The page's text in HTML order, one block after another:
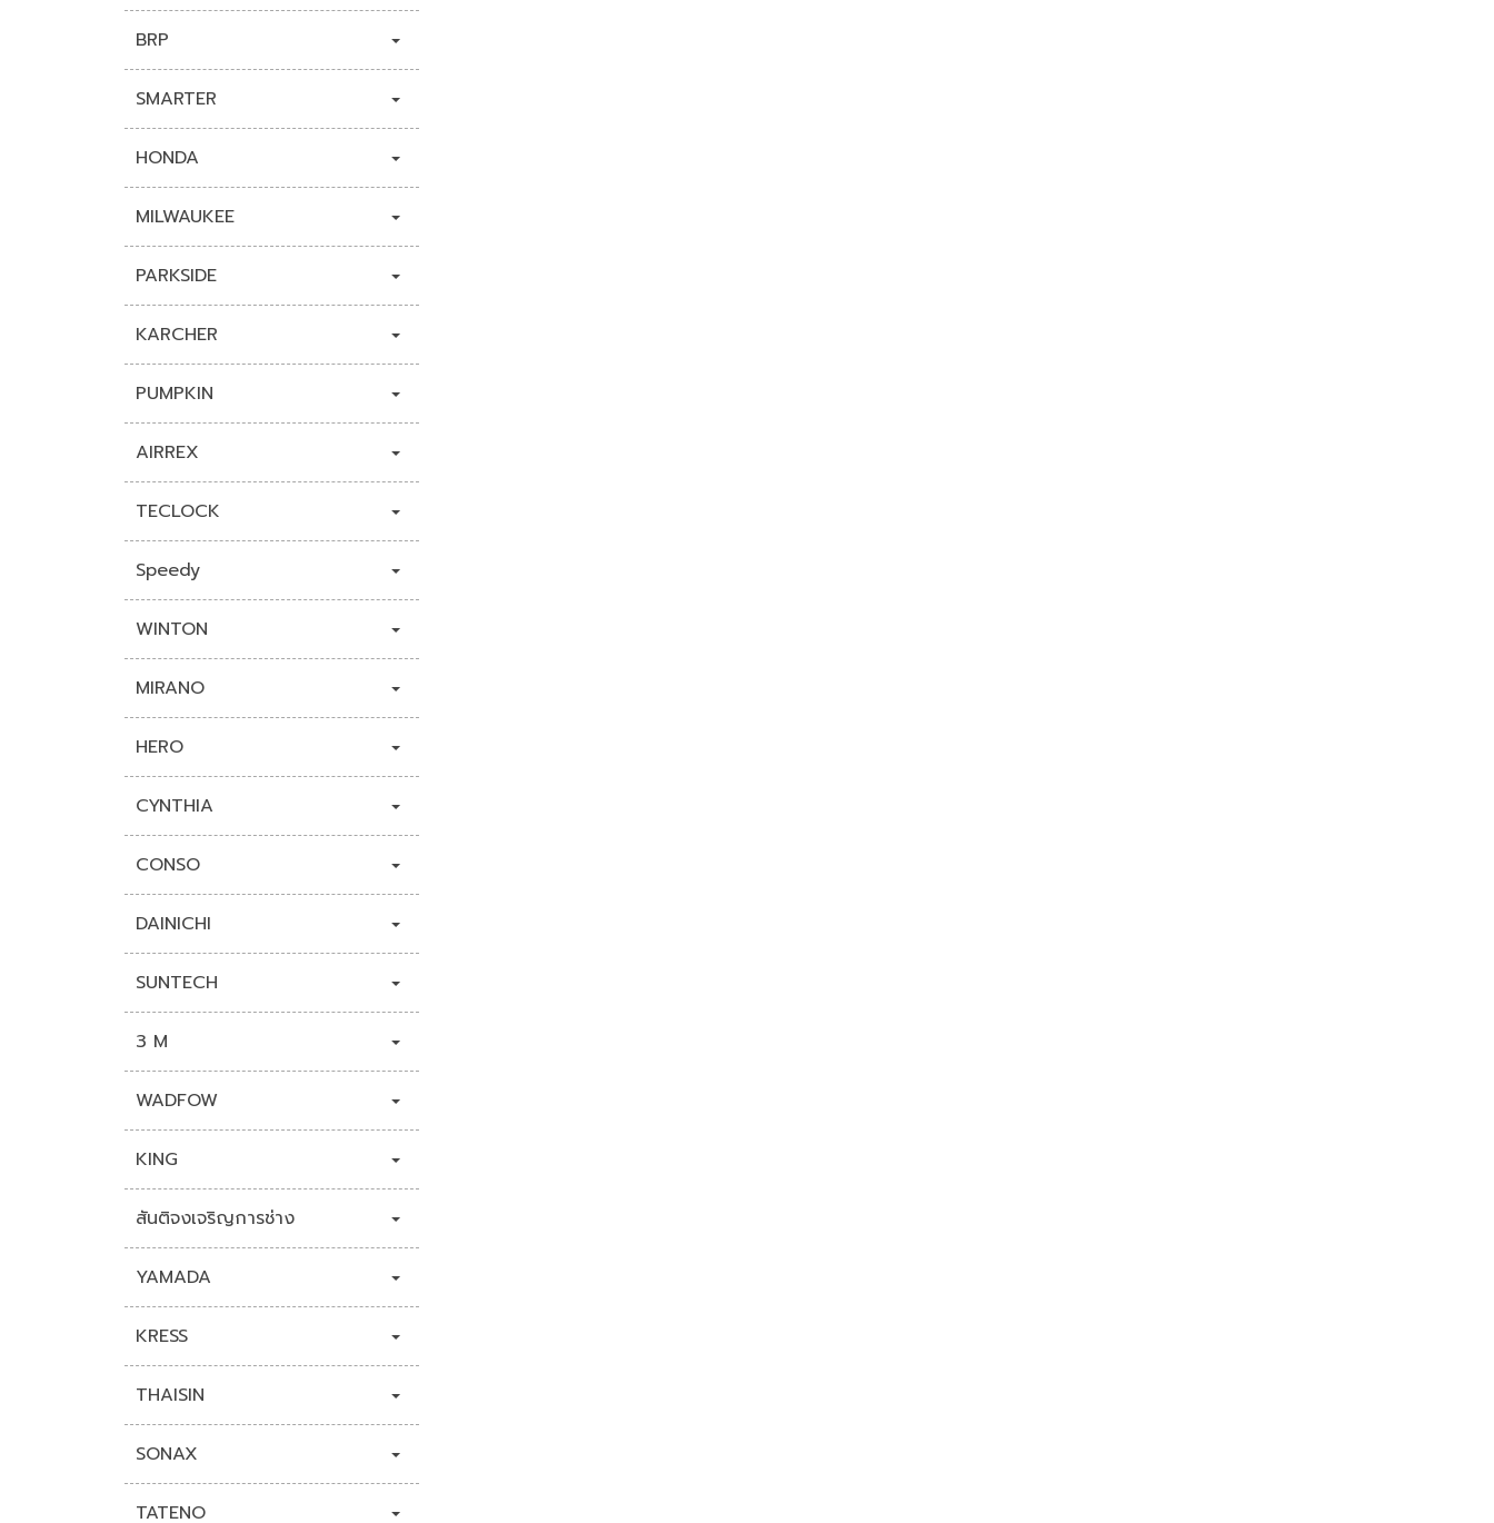
BRP
SMARTER
HONDA
MILWAUKEE
PARKSIDE
KARCHER
PUMPKIN
AIRREX
TECLOCK
Speedy
WINTON
MIRANO
HERO
CYNTHIA
CONSO
DAINICHI
SUNTECH
3 M
WADFOW
KING
สันติจงเจริญการช่าง
YAMADA
KRESS
THAISIN
SONAX
TATENO